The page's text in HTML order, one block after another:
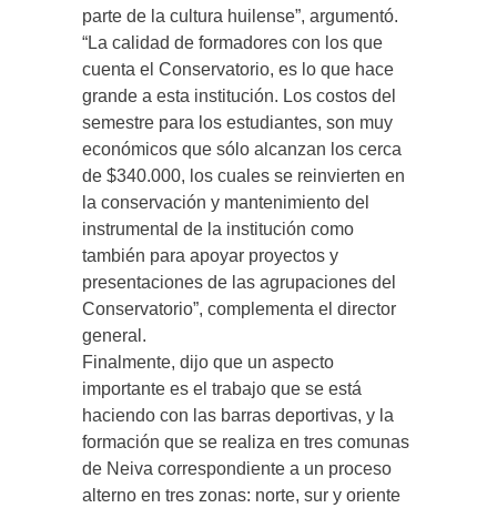
parte de la cultura huilense”, argumentó.
“La calidad de formadores con los que
cuenta el Conservatorio, es lo que hace
grande a esta institución. Los costos del
semestre para los estudiantes, son muy
económicos que sólo alcanzan los cerca
de $340.000, los cuales se reinvierten en
la conservación y mantenimiento del
instrumental de la institución como
también para apoyar proyectos y
presentaciones de las agrupaciones del
Conservatorio”, complementa el director
general.
Finalmente, dijo que un aspecto
importante es el trabajo que se está
haciendo con las barras deportivas, y la
formación que se realiza en tres comunas
de Neiva correspondiente a un proceso
alterno en tres zonas: norte, sur y oriente